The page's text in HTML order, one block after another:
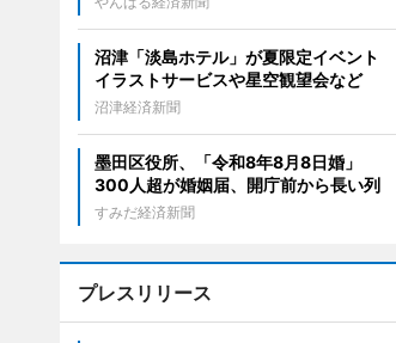
沼津「淡島ホテル」が夏限定イベント
イラストサービスや星空観望会など
沼津経済新聞
墨田区役所、「令和8年8月8日婚」
300人超が婚姻届、開庁前から長い列
すみだ経済新聞
プレスリリース